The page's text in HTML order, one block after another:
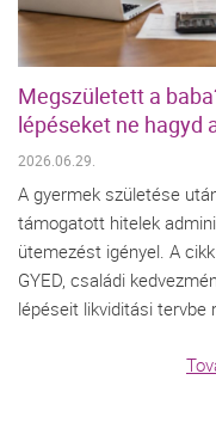
Megszületett a
lépéseket ne hagyd
2026.06.29.
A gyermek születése
támogatott hitelek
ütemezést igényel. A
GYED, családi
lépéseit likviditási tervbe